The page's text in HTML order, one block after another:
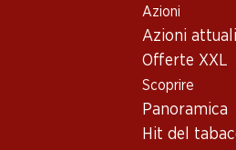
Azioni
Azioni attuali
Offerte XXL
Scoprire
Panoramica
Hit del
Vino/
Veneto
Bortolomiol Prosecco di